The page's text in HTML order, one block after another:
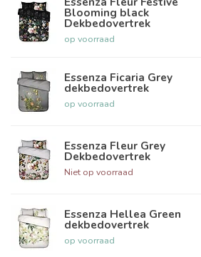
Blooming black
Dekbedovertrek
op voorraad
Essenza Ficaria Grey
dekbedovertrek
op voorraad
Essenza Fleur Grey
Dekbedovertrek
Niet op voorraad
Essenza Hellea Green
dekbedovertrek
op voorraad